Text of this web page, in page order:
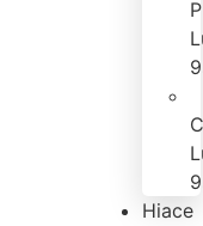
Hiace